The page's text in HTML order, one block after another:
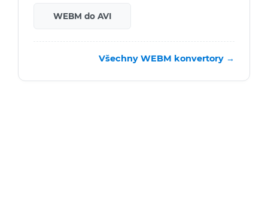
WEBM do AVI
Všechny WEBM konvertory →